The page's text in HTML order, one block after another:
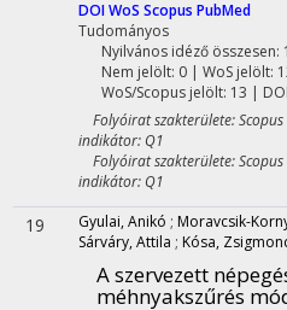
DOIWoS Scopus PubMed
Tudományos
Nyilvános idéző összesen:
Nem jelölt: 0 | WoS jelölt:
WoS/Scopus jelölt: 13 |
Folyóirat szakterülete:
indikátor: Q1
Folyóirat szakterülete: Scopus
indikátor: Q1
19 Gyulai, Anikó ; Moravcsik-
Sárváry, Attila ; Kósa,
A szervezett
méhnyakszűrés